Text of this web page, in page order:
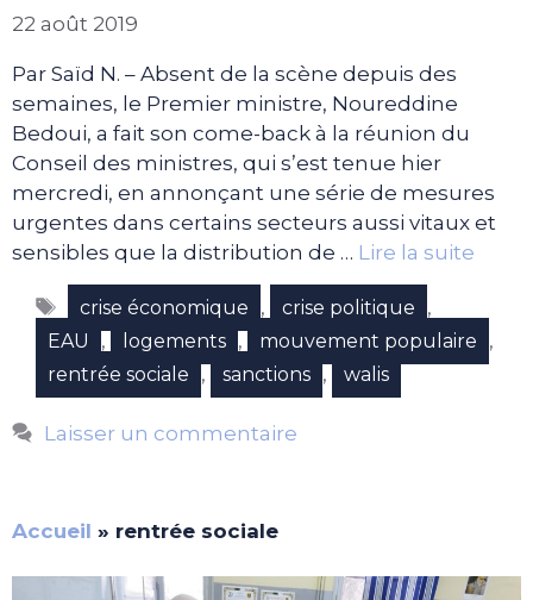
22 août 2019
Par Saïd N. – Absent de la scène depuis des
semaines, le Premier ministre, Noureddine
Bedoui, a fait son come-back à la réunion du
Conseil des ministres, qui s’est tenue hier
mercredi, en annonçant une série de mesures
urgentes dans certains secteurs aussi vitaux et
sensibles que la distribution de … Lire la suite
Étiquettes
crise économique , crise politique ,
EAU , logements , mouvement populaire ,
rentrée sociale , sanctions , walis
Laisser un commentaire
Accueil » rentrée sociale